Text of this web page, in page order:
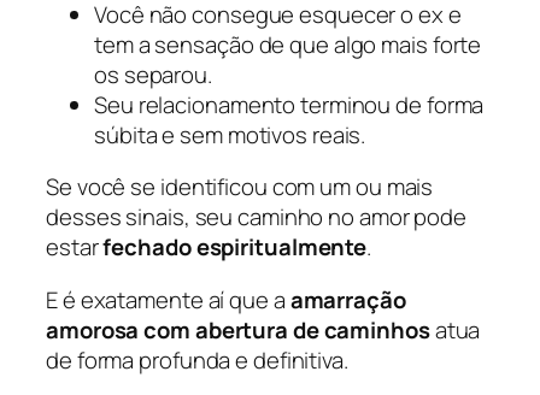
Você não consegue esquecer o ex e
tem a sensação de que algo mais forte
os separou.
Seu relacionamento terminou de forma
súbita e sem motivos reais.
Se você se identificou com um ou mais
desses sinais, seu caminho no amor pode
estarfechado espiritualmente.
E é exatamente aí que aamarração
amorosa com abertura de caminhosatua
de forma profunda e definitiva.